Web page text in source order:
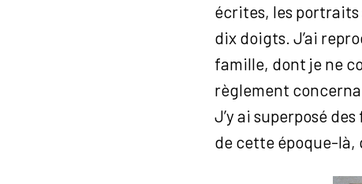
écrites, les portraits
dix doigts. J’ai
famille, dont je ne
règlement
J’y ai superposé
de cette époque-là,